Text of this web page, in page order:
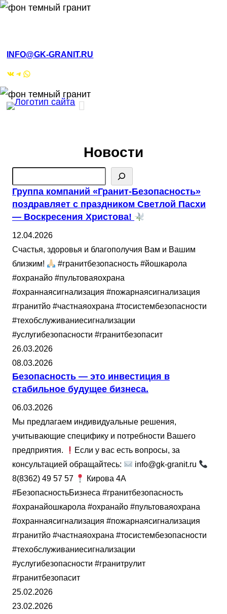
Перейти
INFO@GK-GRANIT.RU
ВКонтакте
Telegram
WhatsApp
Новости
Группа компаний «Гранит-Безопасность»
поздравляет с праздником Светлой Пасхи
— Воскресения Христова!
12.04.2026
Счастья, здоровья и благополучия Вам и Вашим
близким!
#гранитбезопасность #йошкарола
#охранайо #пультоваяохрана
#охраннаясигнализация #пожарнаясигнализация
#гранитйо #частнаяохрана #тосистембезопасности
#техобслуживаниесигнализации
#услугибезопасности #гранитбезопасит
26.03.2026
08.03.2026
Безопасность — это инвестиция в
стабильное будущее бизнеса.
06.03.2026
Мы предлагаем индивидуальные решения,
учитывающие специфику и потребности Вашего
предприятия.
Если у вас есть вопросы, за
консультацией обращайтесь:
info@gk-granit.ru
8(8362) 49 57 57
Кирова 4А
#БезопасностьБизнеса #гранитбезопасность
#охранайошкарола #охранайо #пультоваяохрана
#охраннаясигнализация #пожарнаясигнализация
#гранитйо #частнаяохрана #тосистембезопасности
#техобслуживаниесигнализации
#услугибезопасности #гранитрулит
#гранитбезопасит
25.02.2026
23.02.2026